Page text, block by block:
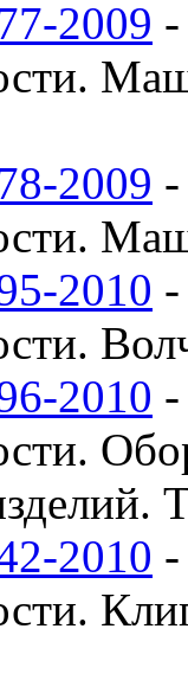
2009
2009
2010
2010
2010